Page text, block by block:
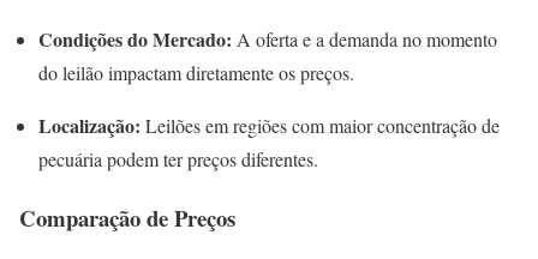
Condições do Mercado: A oferta e a demanda no momento
do leilão impactam diretamente os preços.
Localização: Leilões em regiões com maior concentração de
pecuária podem ter preços diferentes.
Comparação de Preços